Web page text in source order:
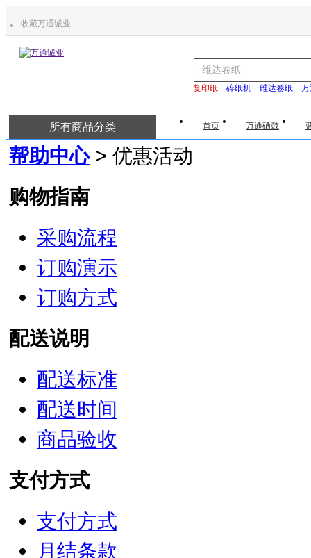
收藏万通诚业
复印纸 碎纸机 维达卷纸
所有商品分类 首页 万通硒鼓
帮助中心 > 优惠活动
购物指南
采购流程
订购演示
订购方式
配送说明
配送标准
配送时间
商品验收
支付方式
支付方式
月结条款